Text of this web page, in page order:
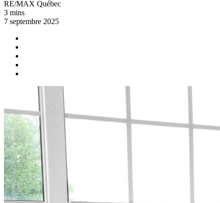
RE/MAX Québec
3 mins
7 septembre 2025